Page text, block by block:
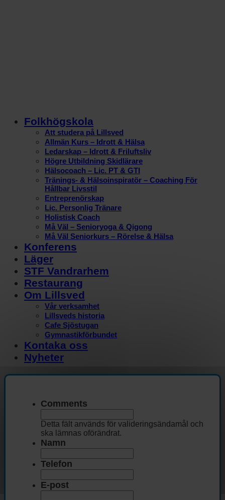
Folkhögskola
Att studera på Lillsved
Allmän Kurs – Idrott & Hälsa
Ledarskap – Idrott & Friluftsliv
Högre Utbildning Skidlärare
Hälsocoach – Lic. PT & GTI
Tränings- & Hälsoinspiratör – Coaching För
Hållbar Livsstil
Entreprenörskap
Lic. Personlig Tränare
Holistisk Coach
Må Väl – Senioryoga & Qigong
Må Väl Seniorkurs – Rörelse & Hälsa
Konferens
Läger
STF Vandrarhem
Restaurang
Om Lillsved
Vår verksamhet
Lillsveds historia
Cafe Sjöstugan
Gymnastikförbundet
Kontaka oss
Nyheter
Comments
Detta fält används för valideringsändamål och
ska lämnas oförändrat.
Namn
Telefon
E-post